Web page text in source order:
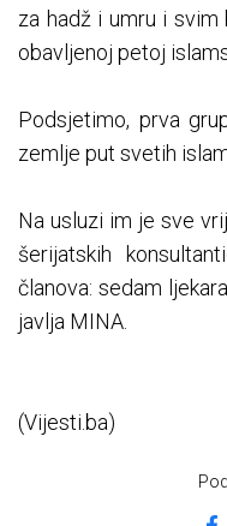
za hadž i umru i svim
obavljenoj petoj
Podsjetimo, prva
zemlje put svetih
Na usluzi im je sve
šerijatskih
članova: sedam
javlja MINA.
(Vijesti.ba)